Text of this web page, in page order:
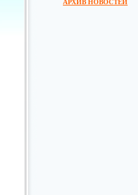
АРХИВ НОВОСТЕЙ